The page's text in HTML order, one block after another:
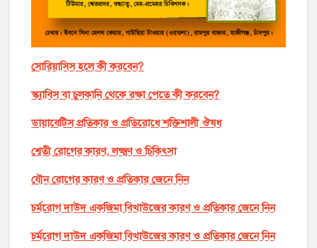
সোরিয়াসিস হলে কী করবেন?
স্ক্যাবিস বা চুলকানি থেকে রক্ষা পেতে কী করবেন?
ডায়াবেটিস প্রতিকার ও প্রতিরোধে শক্তিশালী ঔষধ
শ্বেতী রোগের কারণ, লক্ষ্মণ ও চিকিৎসা
যৌন রোগের কারণ ও প্রতিকার জেনে নিন
চর্মরোগ দাউদ একজিমা বিখাউজের কারণ ও প্রতিকার জেনে নিন
চর্মরোগ দাউদ একজিমা বিখাউজের কারণ ও প্রতিকার জেনে নিন